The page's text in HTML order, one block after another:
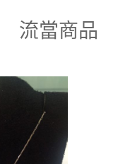
流當商品